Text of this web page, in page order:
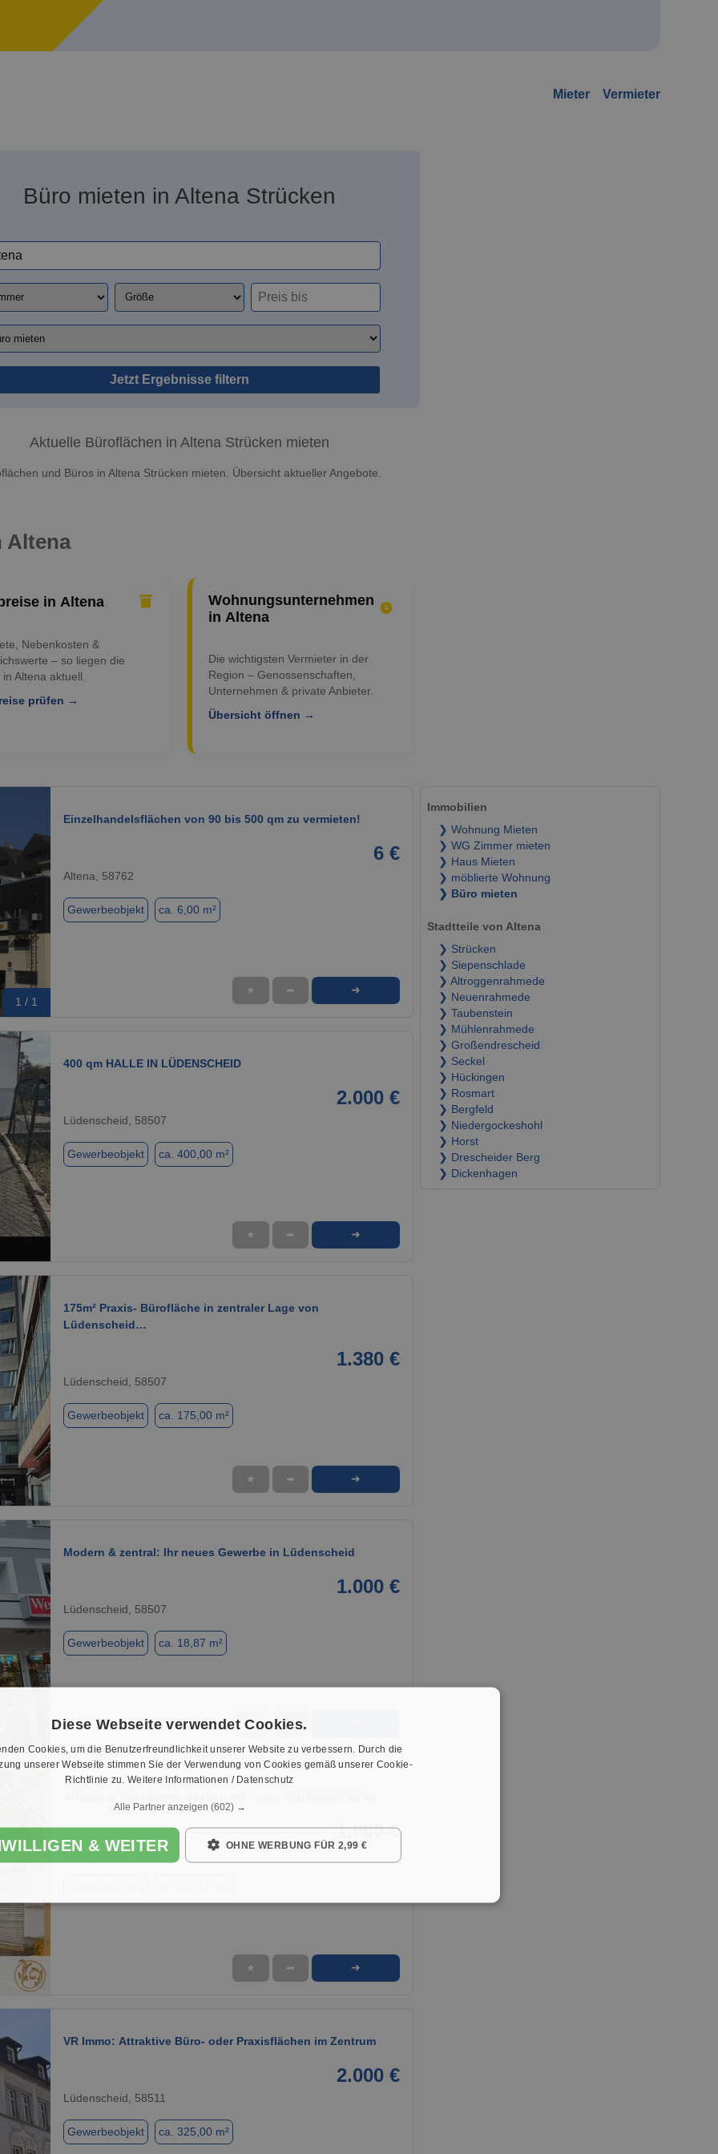
Mieter Vermieter
Büro mieten in Altena Strücken
Jetzt Ergebnisse filtern
Aktuelle Büroflächen in Altena Strücken mieten
und Büros in Altena Strücken mieten. Übersicht aktueller Angebote.
Altena
in Altena
Nebenkosten &
– so liegen die
Altena aktuell.
prüfen →
Wohnungsunternehmen
in Altena
Die wichtigsten Vermieter in der
Region – Genossenschaften,
Unternehmen & private Anbieter.
Übersicht öffnen →
1 / 1
Einzelhandelsflächen von 90 bis 500 qm zu vermieten!
6 €
Altena, 58762
Gewerbeobjekt ca. 6,00 m²
★ ➦ ➜
400 qm HALLE IN LÜDENSCHEID
2.000 €
Lüdenscheid, 58507
Gewerbeobjekt ca. 400,00 m²
★ ➦ ➜
1 / 10
175m² Praxis- Bürofläche in zentraler Lage von
Lüdenscheid…
1.380 €
Lüdenscheid, 58507
Gewerbeobjekt ca. 175,00 m²
★ ➦ ➜
Modern & zentral: Ihr neues Gewerbe in Lüdenscheid
1.000 €
Lüdenscheid, 58507
Gewerbeobjekt ca. 18,87 m²
★ ➦
1 / 8
1.600 €
Lüdenscheid, 58507
★ ➦ ➜
VR Immo: Attraktive Büro- oder Praxisflächen im Zentrum
2.000 €
Lüdenscheid, 58511
Gewerbeobjekt ca. 325,00 m²
Immobilien
❯ Wohnung Mieten
❯ WG Zimmer mieten
❯ Haus Mieten
❯ möblierte Wohnung
❯ Büro mieten
Stadtteile von Altena
❯ Strücken
❯ Siepenschlade
❯ Altroggenrahmede
❯ Neuenrahmede
❯ Taubenstein
❯ Mühlenrahmede
❯ Großendrescheid
❯ Seckel
❯ Hückingen
❯ Rosmart
❯ Bergfeld
❯ Niedergockeshohl
❯ Horst
❯ Drescheider Berg
❯ Dickenhagen
Diese Webseite verwendet Cookies.
Cookies, um die Benutzerfreundlichkeit unserer Website zu verbessern. Durch die
unserer Webseite stimmen Sie der Verwendung von Cookies gemäß unserer Cookie-
Richtlinie zu. Weitere Informationen / Datenschutz
Alle Partner anzeigen (602) →
& WEITER OHNE WERBUNG FÜR 2,99 €